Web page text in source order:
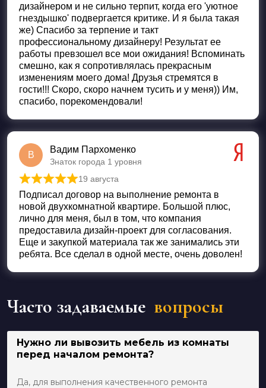
дизайнером и не сильно терпит, когда его 'уютное
гнездышко' подвергается критике. И я была такая
же) Спасибо за терпение и такт
профессиональному дизайнеру! Результат ее
работы превзошел все мои ожидания! Вспоминать
смешно, как я сопротивлялась прекрасным
изменениям моего дома! Друзья стремятся в
гости!!! Скоро, скоро начнем тусить и у меня)) Им,
спасибо, порекомендовали!
В
Вадим Пархоменко
Знаток города 1 уровня
Оценка5 из 5
19 августа
Подписал договор на выполнение ремонта в
новой двухкомнатной квартире. Большой плюс,
лично для меня, был в том, что компания
предоставила дизайн-проект для согласования.
Еще и закупкой материала так же занимались эти
ребята. Все сделал в одной месте, очень доволен!
Часто задаваемые вопросы
Нужно ли вывозить мебель из комнаты
перед началом ремонта?
Да, для выполнения качественного ремонта